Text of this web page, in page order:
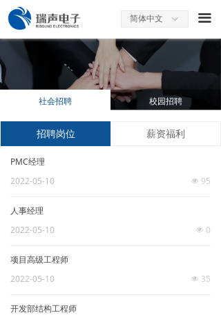
ꀅ
简体中文 끀
社会招聘 校园招聘
招聘岗位 薪资福利
PMC经理
넶 95
2022-05-10
人事经理
넶 0
2022-05-10
项目高级工程师
넶 35
2022-05-10
开发部结构工程师